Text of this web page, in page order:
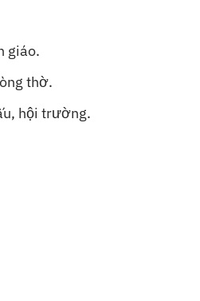
giáo.
thờ.
hội trường.